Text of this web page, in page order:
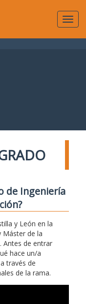
de Ingeniería
y León en la
Máster de la
Antes de entrar
hace un/a
través de
de la rama.